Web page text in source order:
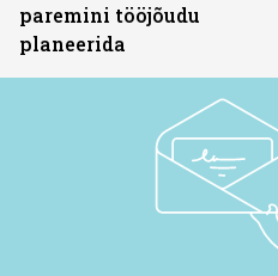
paremini tööjõudu
planeerida